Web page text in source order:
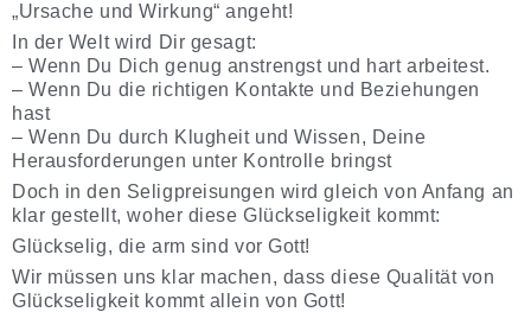
„Ursache und Wirkung“ angeht!
In der Welt wird Dir gesagt:
– Wenn Du Dich genug anstrengst und hart arbeitest.
– Wenn Du die richtigen Kontakte und Beziehungen
hast
– Wenn Du durch Klugheit und Wissen, Deine
Herausforderungen unter Kontrolle bringst
Doch in den Seligpreisungen wird gleich von Anfang an
klar gestellt, woher diese Glückseligkeit kommt:
Glückselig, die arm sind vor Gott!
Wir müssen uns klar machen, dass diese Qualität von
Glückseligkeit kommt allein von Gott!